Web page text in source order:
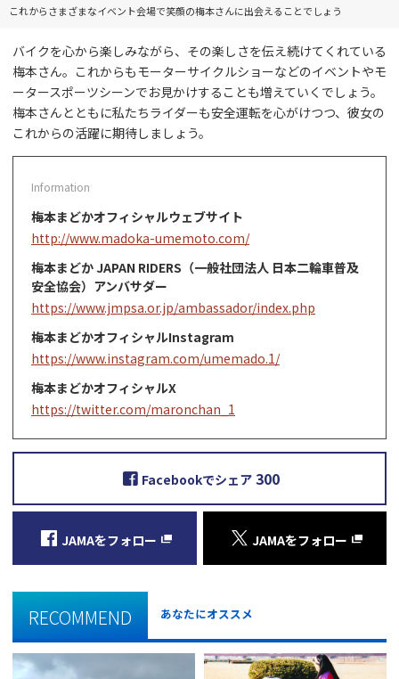
これからさまざまなイベント会場で笑顔の梅本さんに出会えることでしょう
バイクを心から楽しみながら、その楽しさを伝え続けてくれている
梅本さん。これからもモーターサイクルショーなどのイベントやモ
ータースポーツシーンでお見かけすることも増えていくでしょう。
梅本さんとともに私たちライダーも安全運転を心がけつつ、彼女の
これからの活躍に期待しましょう。
梅本まどかオフィシャルウェブサイト
http://www.madoka-umemoto.com/
梅本まどか JAPAN RIDERS（一般社団法人 日本二輪車普及
安全協会）アンバサダー
https://www.jmpsa.or.jp/ambassador/index.php
梅本まどかオフィシャルInstagram
https://www.instagram.com/umemado.1/
梅本まどかオフィシャルX
https://twitter.com/maronchan_1
Facebookでシェア 300
JAMAをフォロー JAMAをフォロー
RECOMMEND あなたにオススメ